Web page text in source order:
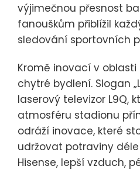
výjimečnou přesnost
fanouškům přiblížil
sledování sportovních
Kromě inovací v
chytré bydlení. Slogan
laserový televizor L9Q,
atmosféru stadionu
odráží inovace, které
udržovat potraviny
Hisense, lepší vzduch,